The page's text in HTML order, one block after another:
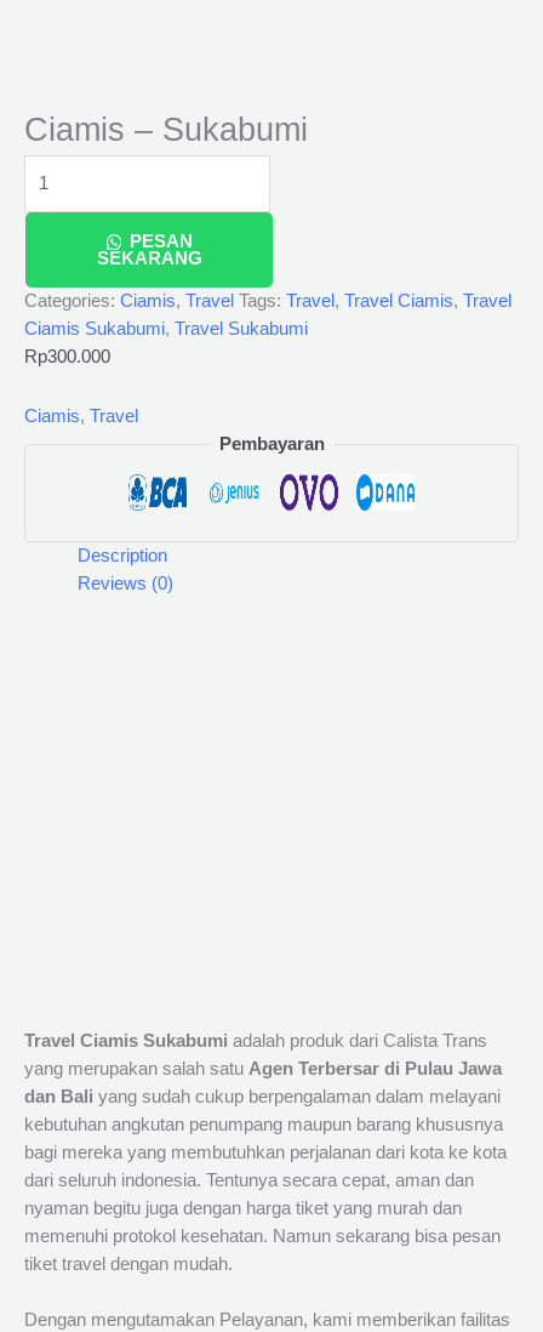
Ciamis – Sukabumi
PESAN
SEKARANG
Categories: Ciamis, Travel Tags: Travel , Travel Ciamis, Travel
Ciamis Sukabumi, Travel Sukabumi
Rp300.000
Ciamis, Travel
Pembayaran
Description
Reviews (0)
Travel Ciamis Sukabumi adalah produk dari Calista Trans
yang merupakan salah satu Agen Terbersar di Pulau Jawa
dan Bali yang sudah cukup berpengalaman dalam melayani
kebutuhan angkutan penumpang maupun barang khususnya
bagi mereka yang membutuhkan perjalanan dari kota ke kota
dari seluruh indonesia. Tentunya secara cepat, aman dan
nyaman begitu juga dengan harga tiket yang murah dan
memenuhi protokol kesehatan. Namun sekarang bisa pesan
tiket travel dengan mudah.
Dengan mengutamakan Pelayanan, kami memberikan failitas